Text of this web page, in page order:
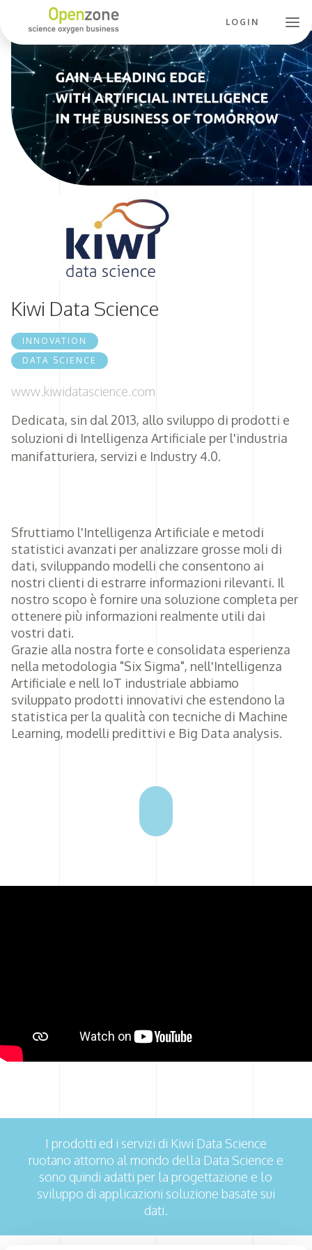
LOGIN
Kiwi Data Science
INNOVATION
DATA SCIENCE
www.kiwidatascience.com
Dedicata, sin dal 2013, allo sviluppo di prodotti e
soluzioni di Intelligenza Artificiale per l'industria
manifatturiera, servizi e Industry 4.0.
Sfruttiamo l'Intelligenza Artificiale e metodi
statistici avanzati per analizzare grosse moli di
dati, sviluppando modelli che consentono ai
nostri clienti di estrarre informazioni rilevanti. Il
nostro scopo è fornire una soluzione completa per
ottenere più informazioni realmente utili dai
vostri dati.
Grazie alla nostra forte e consolidata esperienza
nella metodologia "Six Sigma", nell'Intelligenza
Artificiale e nell IoT industriale abbiamo
sviluppato prodotti innovativi che estendono la
statistica per la qualità con tecniche di Machine
Learning, modelli predittivi e Big Data analysis.
I prodotti ed i servizi di Kiwi Data Science
ruotano attorno al mondo della Data Science e
sono quindi adatti per la progettazione e lo
sviluppo di applicazioni soluzione basate sui
dati.